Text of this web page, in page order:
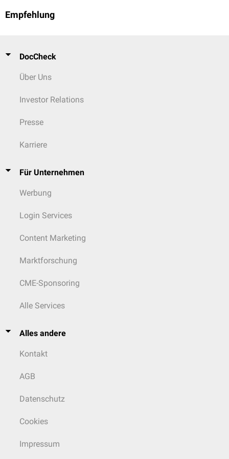
Empfehlung
DocCheck
Über Uns
Investor Relations
Presse
Karriere
Für Unternehmen
Werbung
Login Services
Content Marketing
Marktforschung
CME-Sponsoring
Alle Services
Alles andere
Kontakt
AGB
Datenschutz
Cookies
Impressum